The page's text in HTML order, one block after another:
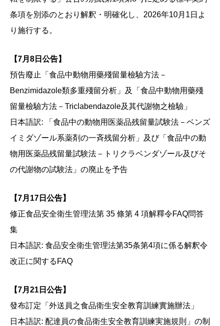
条項を別添のとおり解釈・明確化し、2026年10月1日よ
り施行する。
【7月8日公告】
預告廢止「食品中動物用藥殘留量檢驗方法－
Benzimidazole類多重殘留分析」及「食品中動物用藥殘
留量檢驗方法－Triclabendazole及其代謝物之檢驗」
日本語訳: 「食品中の動物用医薬品残留量試験法－ベンズ
イミダゾール系薬剤の一斉残留分析」及び「食品中の動
物用医薬品残留量試験法－トリクラベンダゾール及びそ
の代謝物の試験法」の廃止を予告
【7月17日公告】
修正食品安全衛生管理法第 35 條第 4 項解釋令FAQ問答
集
日本語訳: 食品安全衛生管理法第35条第4項に係る解釈令
改正に関するFAQ
【7月21日公告】
發布訂定「外送員之食品衛生安全教育訓練實施辦法」
日本語訳: 配達員の食品衛生安全教育訓練実施規則」の制